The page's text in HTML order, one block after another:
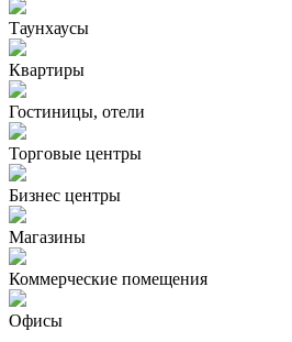
Таунхаусы
Квартиры
Гостиницы, отели
Торговые центры
Бизнес центры
Магазины
Коммерческие помещения
Офисы